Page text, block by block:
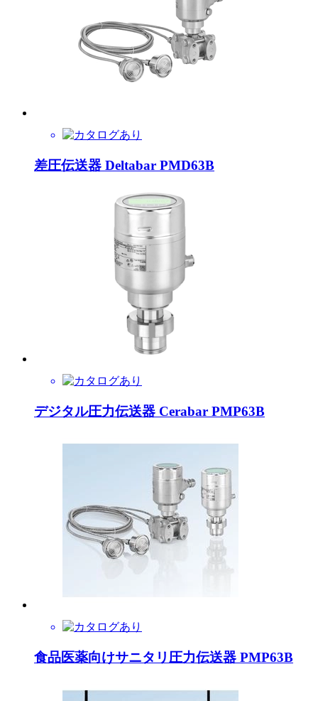
差圧伝送器 Deltabar PMD63B
デジタル圧力伝送器 Cerabar PMP63B
食品医薬向けサニタリ圧力伝送器 PMP63B